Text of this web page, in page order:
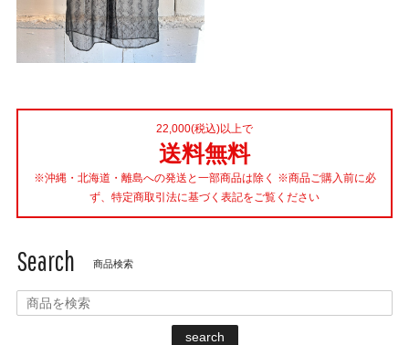
22,000(税込)以上で
送料無料
※沖縄・北海道・離島への発送と一部商品は除く ※商品ご購入前に必
ず、特定商取引法に基づく表記をご覧ください
Search 商品検索
search